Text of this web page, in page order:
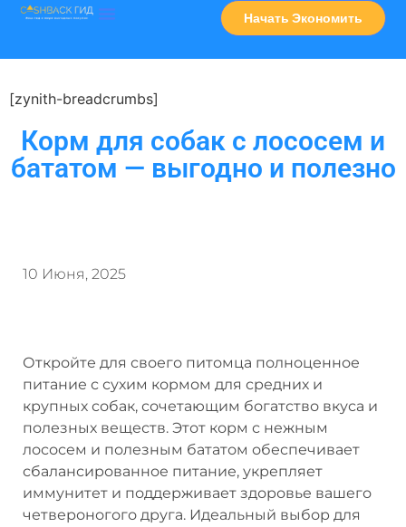
Начать Экономить
[zynith-breadcrumbs]
Корм для собак с лососем и
бататом — выгодно и полезно
10 Июня, 2025
Откройте для своего питомца полноценное
питание с сухим кормом для средних и
крупных собак, сочетающим богатство вкуса и
полезных веществ. Этот корм с нежным
лососем и полезным бататом обеспечивает
сбалансированное питание, укрепляет
иммунитет и поддерживает здоровье вашего
четвероногого друга. Идеальный выбор для